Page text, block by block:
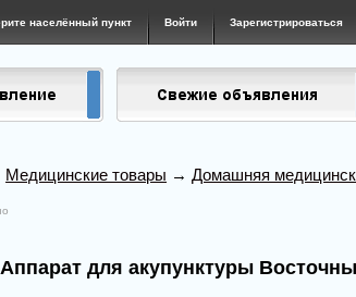
населённый пункт Войти Зарегистрироваться
Медицинские товары →Домашняя
Аппарат для акупунктуры